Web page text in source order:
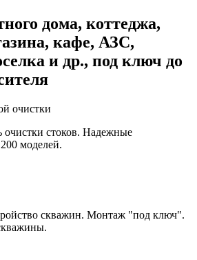
дома, коттеджа,
кафе, АЗС,
и др., под ключ до
очистки
очистки стоков. Надежные
моделей.
скважин. Монтаж "под ключ".